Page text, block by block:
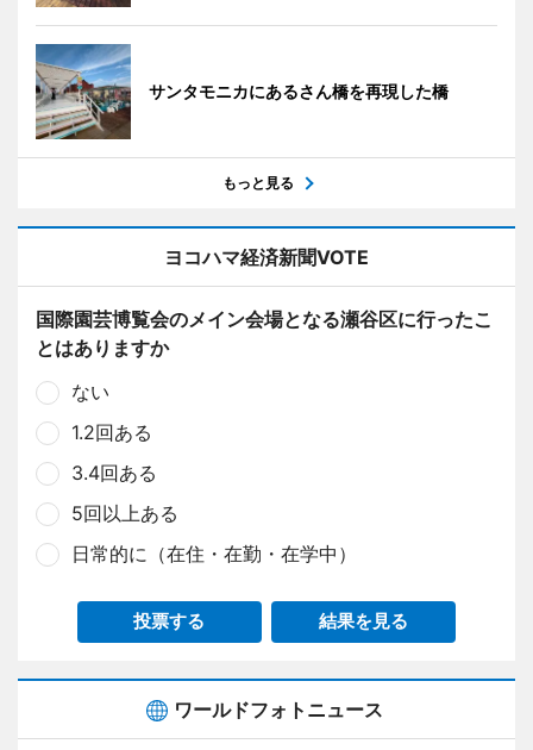
サンタモニカにあるさん橋を再現した橋
もっと見る
ヨコハマ経済新聞VOTE
国際園芸博覧会のメイン会場となる瀬谷区に行ったこ
とはありますか
ない
1.2回ある
3.4回ある
5回以上ある
日常的に（在住・在勤・在学中）
投票する 結果を見る
ワールドフォトニュース